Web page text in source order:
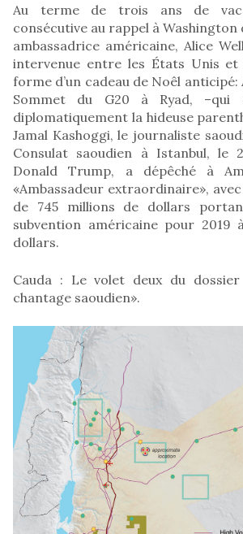
Au terme de trois ans de
consécutive au rappel à Washington
ambassadrice américaine, Alice
intervenue entre les États Unis et
forme d’un cadeau de Noêl anticipé:
Sommet du G20 à Ryad, –qui
diplomatiquement la hideuse
Jamal Kashoggi, le journaliste
Consulat saoudien à Istanbul, le
Donald Trump, a dépêché à
«Ambassadeur extraordinaire»,
de 745 millions de dollars
subvention américaine pour 2019
dollars.
Cauda : Le volet deux du
chantage saoudien».